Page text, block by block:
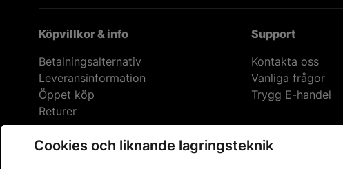
Köpvillkor & info
Betalningsalternativ
Leveransinformation
Öppet köp
Returer
Support
Kontakta oss
Vanliga frågor
Trygg E-handel
Cookies och liknande lagringsteknik